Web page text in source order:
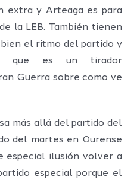
extra y Arteaga es para
la LEB. También tienen
el ritmo del partido y
que es un tirador
Guerra sobre como ve
más allá del partido del
del martes en Ourense
especial ilusión volver a
especial porque el